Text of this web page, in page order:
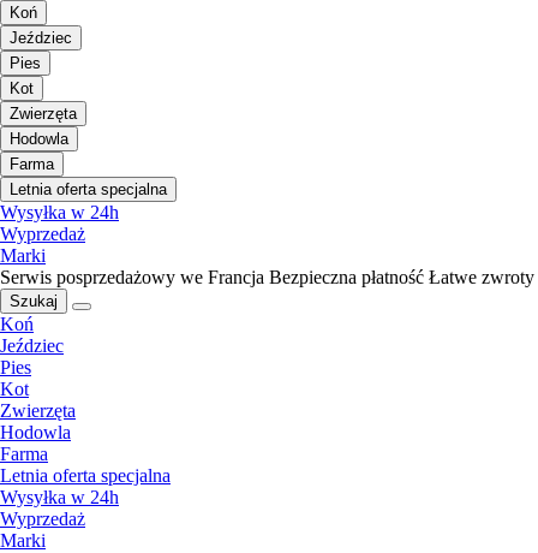
Koń
Jeździec
Pies
Kot
Zwierzęta
Hodowla
Farma
Letnia oferta specjalna
Wysyłka w 24h
Wyprzedaż
Marki
Serwis posprzedażowy we Francja Bezpieczna płatność Łatwe zwroty
Szukaj
Koń
Jeździec
Pies
Kot
Zwierzęta
Hodowla
Farma
Letnia oferta specjalna
Wysyłka w 24h
Wyprzedaż
Marki